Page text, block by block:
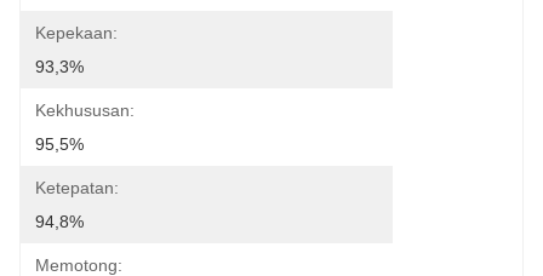
Kepekaan:
93,3%
Kekhususan:
95,5%
Ketepatan:
94,8%
Memotong: